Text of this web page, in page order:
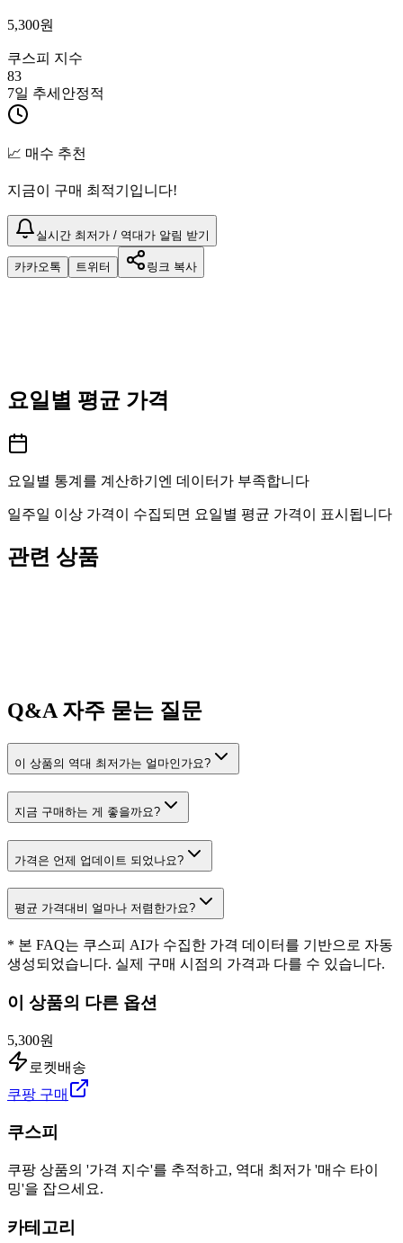
5,300원
쿠스피 지수
83
7일 추세 안정적
📈 매수 추천
지금이 구매 최적기입니다!
실시간 최저가 / 역대가 알림 받기
카카오톡 트위터 링크 복사
요일별 평균 가격
요일별 통계를 계산하기엔 데이터가 부족합니다
일주일 이상 가격이 수집되면 요일별 평균 가격이 표시됩니다
관련 상품
Q&A자주 묻는 질문
이 상품의 역대 최저가는 얼마인가요?
지금 구매하는 게 좋을까요?
가격은 언제 업데이트 되었나요?
평균 가격대비 얼마나 저렴한가요?
* 본 FAQ는 쿠스피 AI가 수집한 가격 데이터를 기반으로 자동
생성되었습니다. 실제 구매 시점의 가격과 다를 수 있습니다.
이 상품의 다른 옵션
5,300원
로켓배송
쿠팡 구매
쿠스피
쿠팡 상품의 '가격 지수'를 추적하고, 역대 최저가 '매수 타이
밍'을 잡으세요.
카테고리